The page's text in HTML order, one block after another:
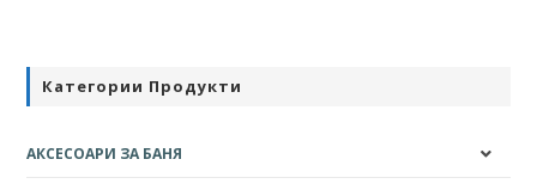
Категории Продукти
АКСЕСОАРИ ЗА БАНЯ